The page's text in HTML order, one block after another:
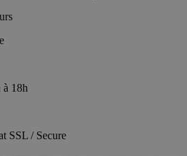
à 18h
SSL / Secure